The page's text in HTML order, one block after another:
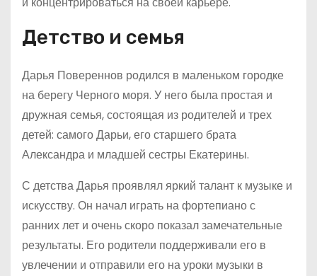
Детство и семья
Дарья Повереннов родился в маленьком городке
на берегу Черного моря. У него была простая и
дружная семья, состоящая из родителей и трех
детей: самого Дарьи, его старшего брата
Александра и младшей сестры Екатерины.
С детства Дарья проявлял яркий талант к музыке и
искусству. Он начал играть на фортепиано с
ранних лет и очень скоро показал замечательные
результаты. Его родители поддерживали его в
увлечении и отправили его на уроки музыки в